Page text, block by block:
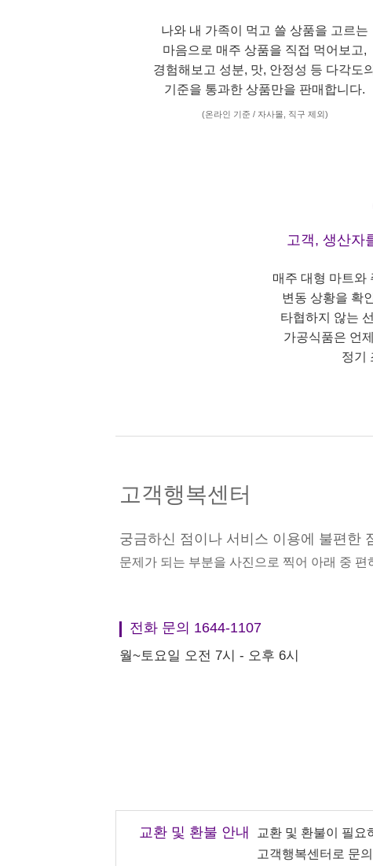
나와 내 가족이 먹고 쓸 상품을 고르는
마음으로 매주 상품을 직접 먹어보고,
경험해보고 성분, 맛, 안정성 등 다각도의
기준을 통과한 상품만을 판매합니다.
(온라인 기준 / 자사몰, 직구 제외)
고객, 생산자
매주 대형 마트와
변동 상황을 확
타협하지 않는
가공식품은 언
정기
고객행복센터
궁금하신 점이나 서비스 이용에 불편한
문제가 되는 부분을 사진으로 찍어 아래 중
전화 문의 1644-1107
월~토요일 오전 7시 - 오후 6시
교환 및 환불 안내
교환 및 환불이 필요
고객행복센터로 문